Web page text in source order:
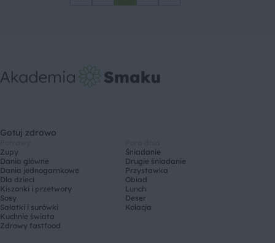
Gotuj zdrowo
Zupy
Dania główne
Dania jednogarnkowe
Dla dzieci
Kiszonki i przetwory
Sosy
Sałatki i surówki
Kuchnie świata
Zdrowy fastfood
Śniadanie
Drugie śniadanie
Przystawka
Obiad
Lunch
Deser
Kolacja